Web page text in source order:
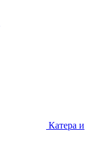
Катера и